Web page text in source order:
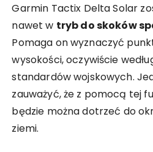
Garmin Tactix Delta Solar
nawet w tryb do skoków
Pomaga on wyznaczyć
wysokości, oczywiście
standardów wojskowych.
zauważyć, że z pomocą tej
będzie można dotrzeć do
ziemi.